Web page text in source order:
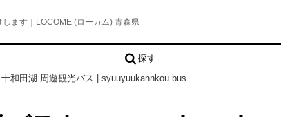
ます｜LOCOME (ローカム) 青森県
探す
和田湖 周遊観光バス | syuuyuukannkou bus